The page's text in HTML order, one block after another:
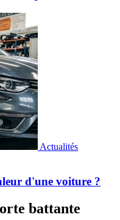
Actualités
d'une voiture ?
battante